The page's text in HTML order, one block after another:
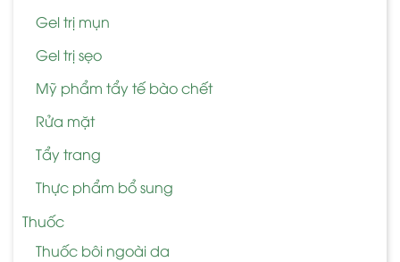
Gel trị mụn
Gel trị sẹo
Mỹ phẩm tẩy tế bào chết
Rửa mặt
Tẩy trang
Thực phẩm bổ sung
Thuốc
Thuốc bôi ngoài da